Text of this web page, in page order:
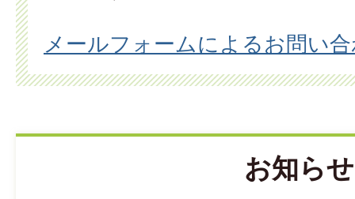
メールフォームによるお問い
お知らせ